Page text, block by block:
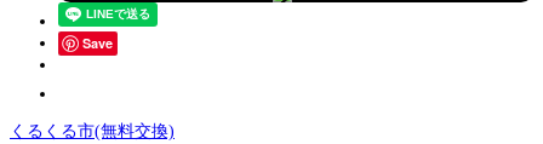
Save
くるくる市(無料交換)